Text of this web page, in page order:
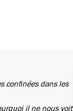
confinées dans les
il ne nous voit